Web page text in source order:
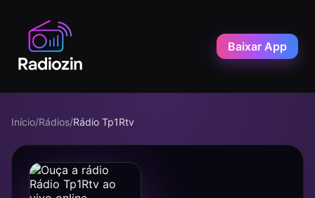
Baixar App
Início/Rádios/Rádio Tp1Rtv